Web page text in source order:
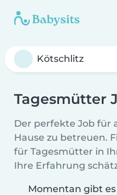
Tagesmütter
Der perfekte Job für
Hause zu betreuen.
für Tagesmütter in
Ihre Erfahrung
Momentan gibt